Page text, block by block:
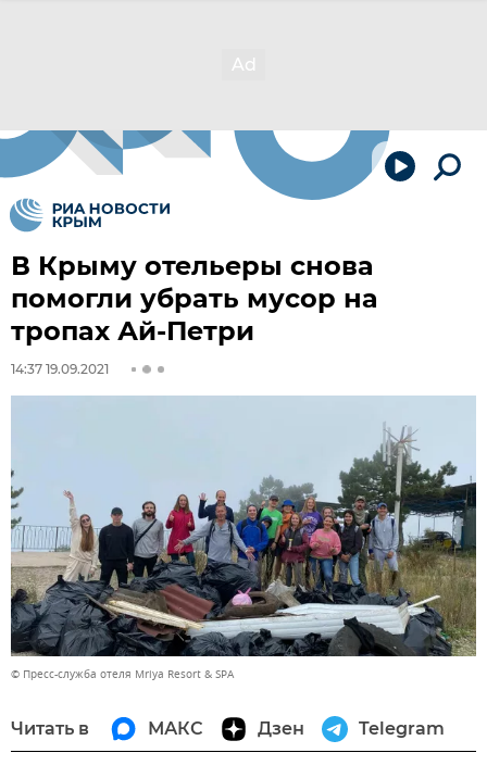
В Крыму отельеры снова
помогли убрать мусор на
тропах Ай-Петри
14:37 19.09.2021
© Пресс-служба отеля Mriya Resort & SPA
Читать в МАКС Дзен Telegram